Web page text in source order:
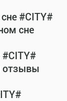
#CITY#
сне
#CITY#
отзывы